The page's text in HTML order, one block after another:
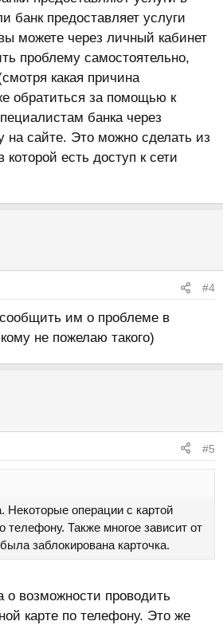
банк предоставляет услуги
можете через личный кабинет
проблему самостоятельно,
какая причина
обратиться за помощью к
банка через
сайте. Это можно сделать из
есть доступ к сети
#4
им о проблеме в
не пожелаю такого)
#5
Некоторые операции с картой
телефону. Также многое зависит от
заблокирована карточка.
о возможности проводить
карте по телефону. Это же